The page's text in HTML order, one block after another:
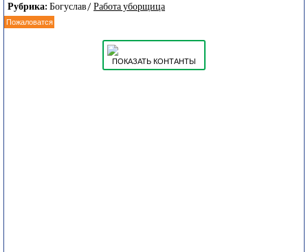
Рубрика: Богуслав/ Работа уборщица
Пожаловатся
ПОКАЗАТЬ КОНТАНТЫ